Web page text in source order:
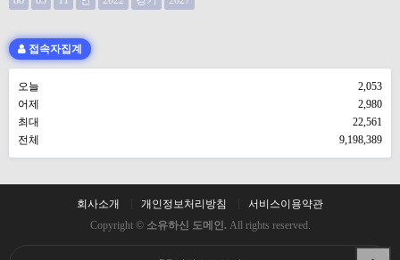
접속자집계
오늘
2,053
어제
2,980
최대
22,561
전체
9,198,389
회사소개 개인정보처리방침
서비스이용약관
Copyright © 소유하신 도메인. All rights reserved.